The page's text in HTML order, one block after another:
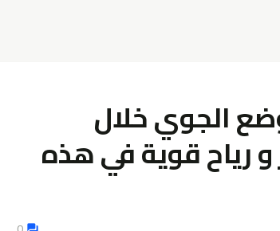
الجوي خلال
و رياح قوية في هذه